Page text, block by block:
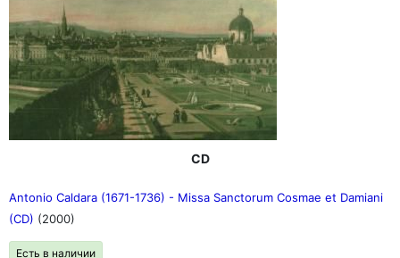
CD
Antonio Caldara (1671-1736) - Missa Sanctorum Cosmae et Damiani
(CD) (2000)
Есть в наличии